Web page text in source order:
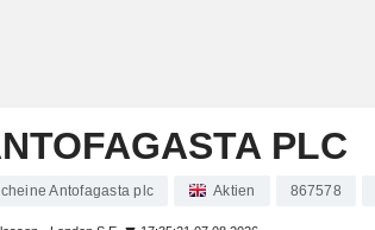
PLC
Antofagasta plc Aktien 867578